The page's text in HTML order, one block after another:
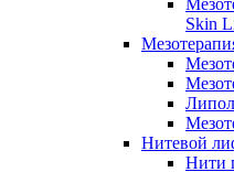
Skin
Нитевой
Нити